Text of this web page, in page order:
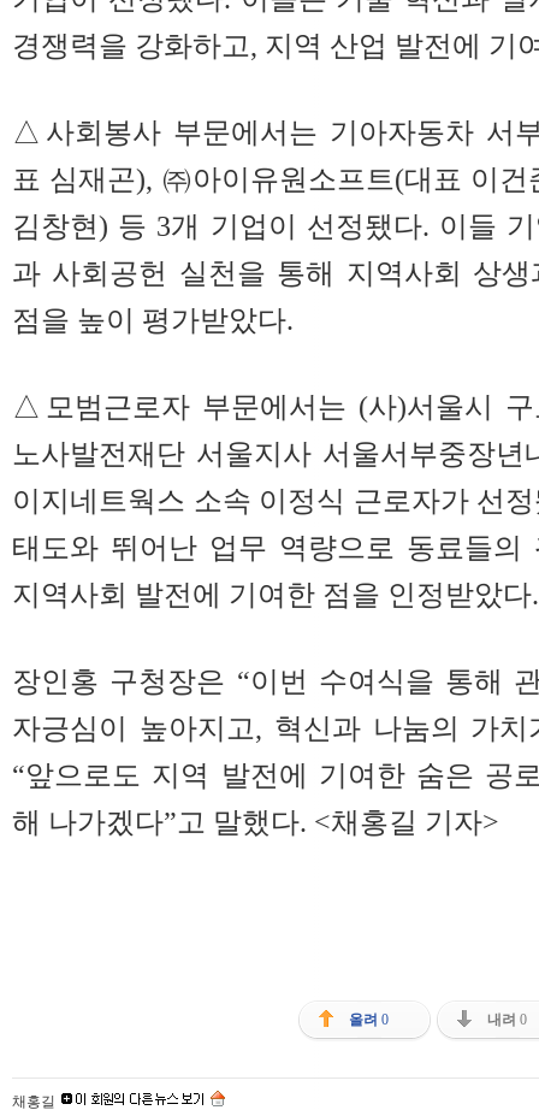
경쟁력을 강화하고, 지역 산업 발전에 기
△사회봉사 부문에서는 기아자동차 서
표 심재곤), ㈜아이유원소프트(대표 이
김창현) 등 3개 기업이 선정됐다. 이들
과 사회공헌 실천을 통해 지역사회 상
점을 높이 평가받았다.
△모범근로자 부문에서는 (사)서울시
노사발전재단 서울지사 서울서부중장
이지네트웍스 소속 이정식 근로자가 선
태도와 뛰어난 업무 역량으로 동료들의
지역사회 발전에 기여한 점을 인정받았다.
장인홍 구청장은 “이번 수여식을 통해
자긍심이 높아지고, 혁신과 나눔의 가
“앞으로도 지역 발전에 기여한 숨은 공
해 나가겠다”고 말했다. <채홍길 기자>
올려 0 내려 0
채홍길